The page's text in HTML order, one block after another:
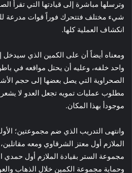
وترسلها مباشرة إلى قيادتها التي تقرأ
شيء مختلف فتتحرك فوراً قوات مدرعة
انكشاف العملية كلها.
ومعناه أيضاً أن على الكمين الذي سيدخل
واحد خلفه، وعليه أن يحتل مواقعه في
الصحراوية التي يصل بعضها إلى حجم
مطلوب عمليات تمويه تجعل العدو لا يشعر
موجودأ بهذا المكان.
وانتهى التدريب الذي ضم مجموعتين؛
الملازم أول معتز الشرقاوي ومعه
مجموعة الستر بقيادة الملازم أول حمدي
وحماية مجموعة الكمين خلال الذهاب